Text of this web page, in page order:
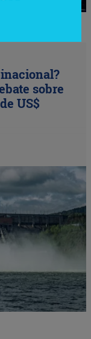
sobre
US$